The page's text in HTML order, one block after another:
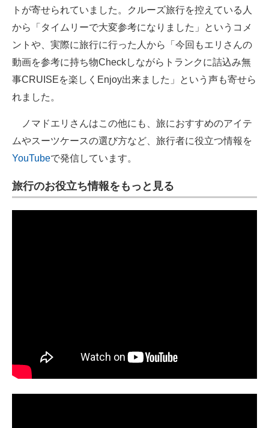
トが寄せられていました。クルーズ旅行を控えている人
から「タイムリーで大変参考になりました」というコメ
ントや、実際に旅行に行った人から「今回もエリさんの
動画を参考に持ち物Checkしながらトランクに詰込み無
事CRUISEを楽しくEnjoy出来ました」という声も寄せら
れました。
ノマドエリさんはこの他にも、旅におすすめのアイテ
ムやスーツケースの選び方など、旅行者に役立つ情報を
YouTubeで発信しています。
旅行のお役立ち情報をもっと見る